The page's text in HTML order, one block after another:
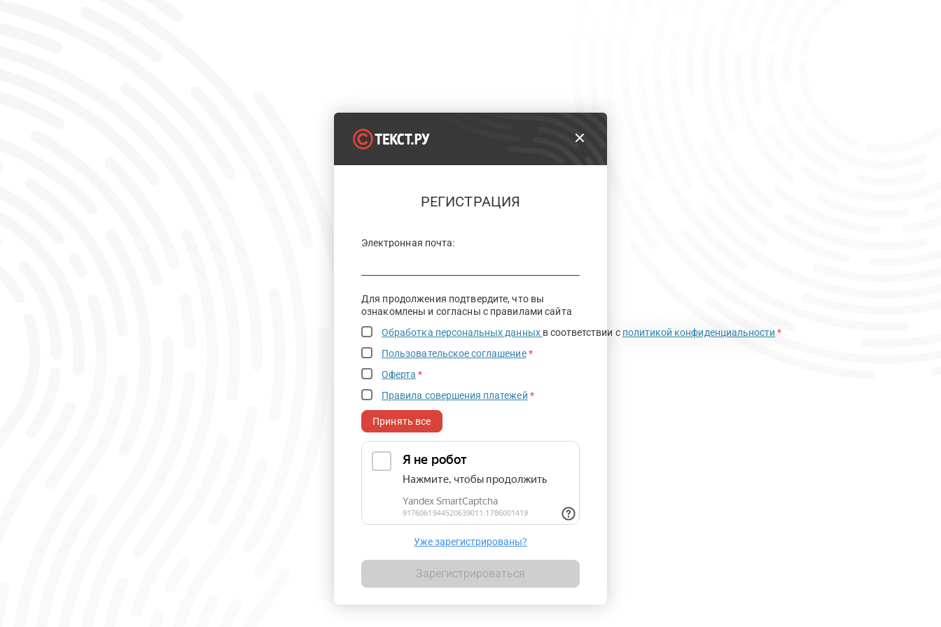
РЕГИСТРАЦИЯ
Электронная почта:
Для продолжения подтвердите, что вы
ознакомлены и согласны с правилами сайта
Обработка персональных данных в соответствии с политикой конфиденциальности *
Пользовательское соглашение *
Оферта *
Правила совершения платежей *
Принять все
Уже зарегистрированы?
Зарегистрироваться